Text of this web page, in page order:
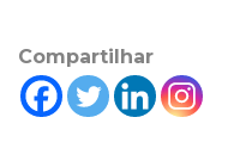
Compartilhar